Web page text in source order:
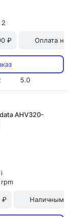
2
₽ Оплата
5.0
AHV320-
₽ Наличными